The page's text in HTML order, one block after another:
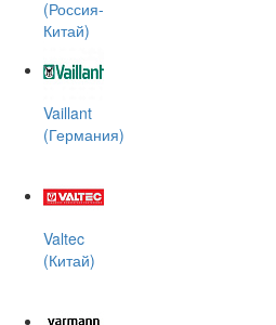
(Россия-
Китай)
Vaillant
(Германия)
Valtec
(Китай)